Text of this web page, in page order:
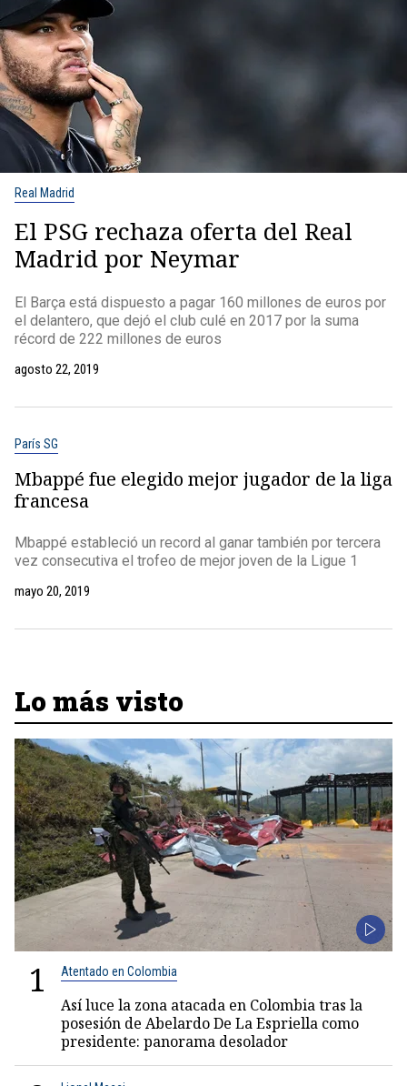
Real Madrid
El PSG rechaza oferta del Real
Madrid por Neymar
El Barça está dispuesto a pagar 160 millones de euros por
el delantero, que dejó el club culé en 2017 por la suma
récord de 222 millones de euros
agosto 22, 2019
París SG
Mbappé fue elegido mejor jugador de la liga
francesa
Mbappé estableció un record al ganar también por tercera
vez consecutiva el trofeo de mejor joven de la Ligue 1
mayo 20, 2019
Lo más visto
1 Atentado en Colombia
Así luce la zona atacada en Colombia tras la
posesión de Abelardo De La Espriella como
presidente: panorama desolador